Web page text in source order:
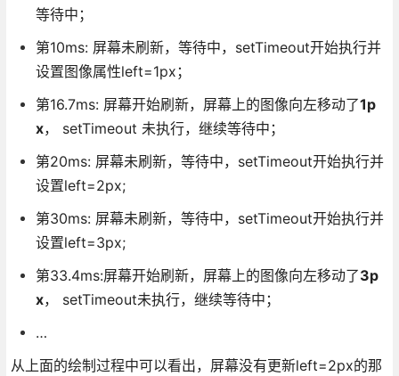
等待中；
第10ms: 屏幕未刷新，等待中，setTimeout开始执行并
设置图像属性left=1px；
第16.7ms: 屏幕开始刷新，屏幕上的图像向左移动了1p
x， setTimeout 未执行，继续等待中；
第20ms: 屏幕未刷新，等待中，setTimeout开始执行并
设置left=2px;
第30ms: 屏幕未刷新，等待中，setTimeout开始执行并
设置left=3px;
第33.4ms:屏幕开始刷新，屏幕上的图像向左移动了3p
x， setTimeout未执行，继续等待中；
…
从上面的绘制过程中可以看出，屏幕没有更新left=2px的那